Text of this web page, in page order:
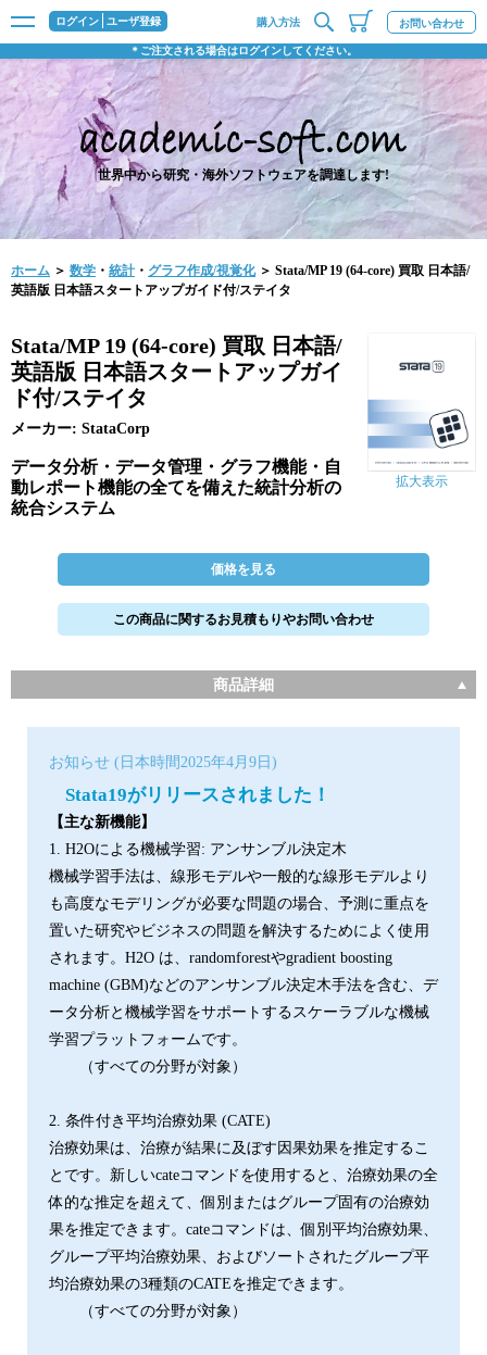
ログイン ユーザ登録
＊ご注文される場合はログインしてください。
購入方法 お問い合わせ
世界中から研究・海外ソフトウェアを調達します!
ホーム ＞ 数学 ・ 統計・ グラフ作成/視覚化＞ Stata/MP 19 (64-core) 買取 日本語/
英語版 日本語スタートアップガイド付/ステイタ
拡大表示
Stata/MP 19 (64-core) 買取 日本語/
英語版 日本語スタートアップガイ
ド付/ステイタ
メーカー: StataCorp
データ分析・データ管理・グラフ機能・自
動レポート機能の全てを備えた統計分析の
統合システム
価格を見る
この商品に関するお見積もりやお問い合わせ
商品詳細
お知らせ (日本時間2025年4月9日)
Stata19がリリースされました！
【主な新機能】
1. H2Oによる機械学習: アンサンブル決定木
機械学習手法は、線形モデルや一般的な線形モデルより
も高度なモデリングが必要な問題の場合、予測に重点を
置いた研究やビジネスの問題を解決するためによく使用
されます。H2O は、randomforestやgradient boosting
machine (GBM)などのアンサンブル決定木手法を含む、デ
ータ分析と機械学習をサポートするスケーラブルな機械
学習プラットフォームです。
（すべての分野が対象）
2. 条件付き平均治療効果 (CATE)
治療効果は、治療が結果に及ぼす因果効果を推定するこ
とです。新しいcateコマンドを使用すると、治療効果の全
体的な推定を超えて、個別またはグループ固有の治療効
果を推定できます。cateコマンドは、個別平均治療効果、
グループ平均治療効果、およびソートされたグループ平
均治療効果の3種類のCATEを推定できます。
（すべての分野が対象）